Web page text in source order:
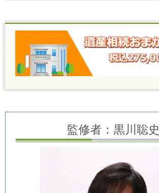
監修者：黒川聡史